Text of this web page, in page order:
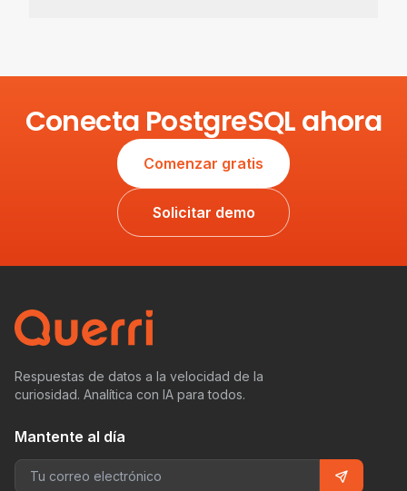
Conecta PostgreSQL ahora
Comenzar gratis
Solicitar demo
Respuestas de datos a la velocidad de la
curiosidad. Analítica con IA para todos.
Mantente al día